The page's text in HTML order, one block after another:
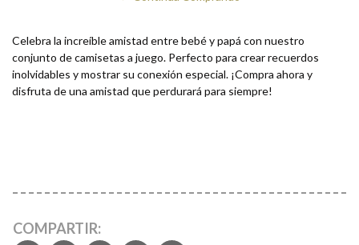
Celebra la increíble amistad entre bebé y papá con nuestro
conjunto de camisetas a juego. Perfecto para crear recuerdos
inolvidables y mostrar su conexión especial. ¡Compra ahora y
disfruta de una amistad que perdurará para siempre!
COMPARTIR: